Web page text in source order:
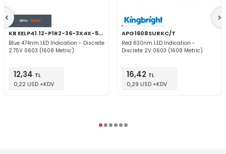
KB EELP41.12-P1R2-36-3X4X-5-R18
Blue 474nm LED Indication - Discrete
2.75V 0603 (1608 Metric)
12,34 TL
0,22 USD +KDV
APG1608SURKC/T
Red 630nm LED Indication -
Discrete 2V 0603 (1608 Metric)
16,42 TL
0,29 USD +KDV